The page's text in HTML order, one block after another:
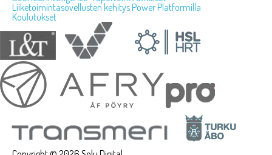
Liiketoimintasovellusten kehitys Power Platformilla
Koulutukset